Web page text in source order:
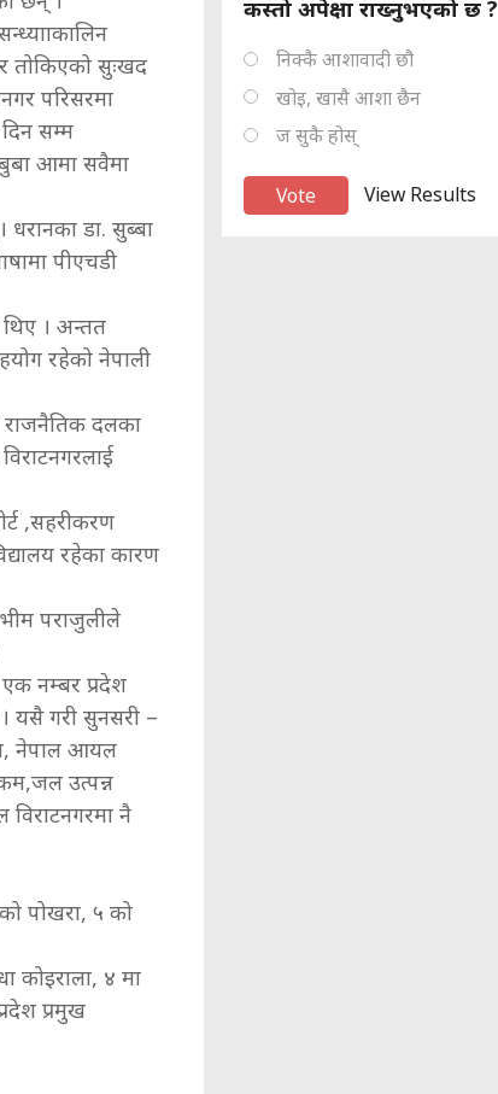
तोकिएको सुःखद
परिसरमा
सम्म
आमा सवैमा
धरानका डा. सुब्बा
पीएचडी
थिए । अन्तत
रहेको नेपाली
राजनैतिक दलका
,सहरीकरण
रहेका कारण
भीम पराजुलीले
एक नम्बर प्रदेश
। यसै गरी सुनसरी –
नेपाल आयल
उत्पन्न
नै
पोखरा, ५ को
कोइराला, ४ मा
प्रमुख
कस्तो अपेक्षा राख्नुभएको छ ?
निक्कै आशावादी छौ
खोइ, खासै आशा छैन
ज सुकै होस्
View Results